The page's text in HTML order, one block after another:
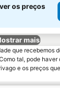
os preços
mais
que recebemos
tal, pode
e os preços